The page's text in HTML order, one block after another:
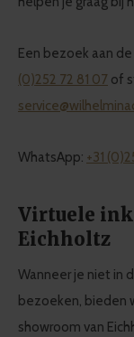
Een bezoek aan
(0)252 72 81 07 of
WhatsApp: +31
Virtuele
Eichholtz
Wanneer je niet in
bezoeken, bieden
showroom van